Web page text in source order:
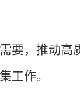
要，推动高
工作。